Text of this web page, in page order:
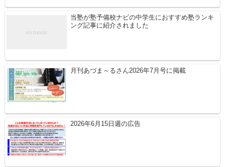
当塾が塾予備校ナビの中学生におすすめ塾ランキ
ング記事に紹介されました
月刊あづま～るさん2026年7月号に掲載
2026年6月15日週の広告